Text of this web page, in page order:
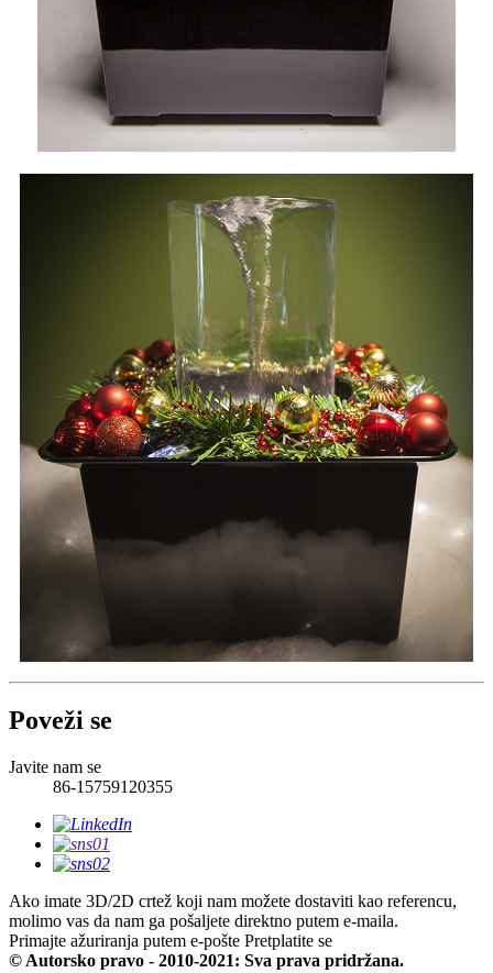
Poveži se
Javite nam se
86-15759120355
Ako imate 3D/2D crtež koji nam možete dostaviti kao referencu,
molimo vas da nam ga pošaljete direktno putem e-maila.
Primajte ažuriranja putem e-pošte Pretplatite se
© Autorsko pravo - 2010-2021: Sva prava pridržana.